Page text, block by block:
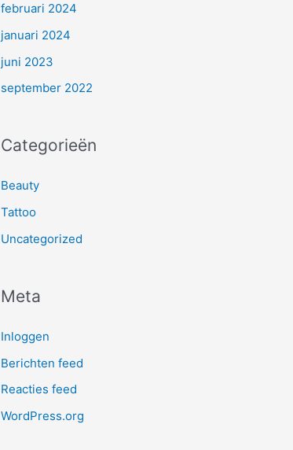
februari 2024
januari 2024
juni 2023
september 2022
Categorieën
Beauty
Tattoo
Uncategorized
Meta
Inloggen
Berichten feed
Reacties feed
WordPress.org